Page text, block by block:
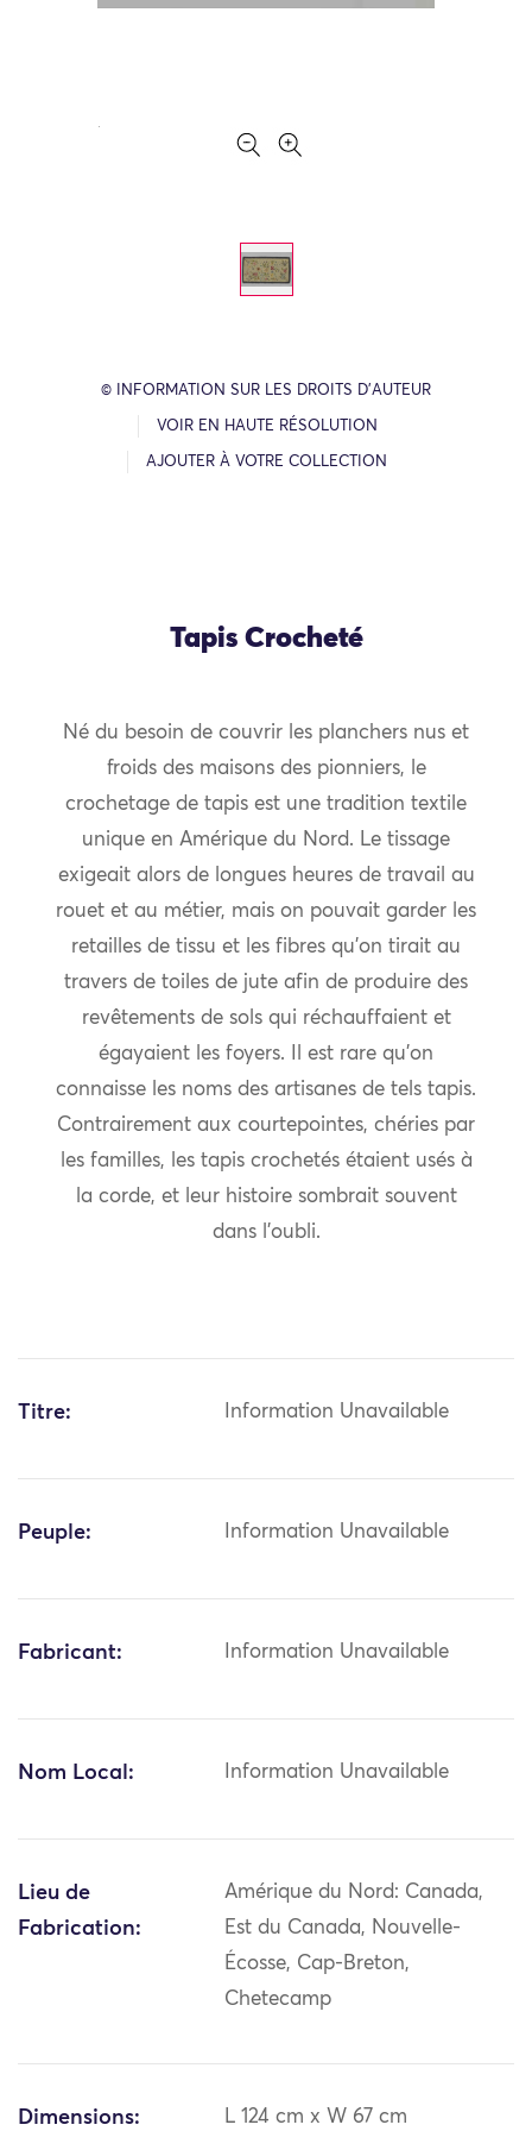
© INFORMATION SUR LES DROITS D’AUTEUR
VOIR EN HAUTE RÉSOLUTION
AJOUTER À VOTRE COLLECTION
Tapis Crocheté
Né du besoin de couvrir les planchers nus et
froids des maisons des pionniers, le
crochetage de tapis est une tradition textile
unique en Amérique du Nord. Le tissage
exigeait alors de longues heures de travail au
rouet et au métier, mais on pouvait garder les
retailles de tissu et les fibres qu’on tirait au
travers de toiles de jute afin de produire des
revêtements de sols qui réchauffaient et
égayaient les foyers. Il est rare qu’on
connaisse les noms des artisanes de tels tapis.
Contrairement aux courtepointes, chéries par
les familles, les tapis crochetés étaient usés à
la corde, et leur histoire sombrait souvent
dans l’oubli.
Titre: Information Unavailable
Peuple: Information Unavailable
Fabricant: Information Unavailable
Nom Local: Information Unavailable
Lieu de
Fabrication:
Amérique du Nord: Canada,
Est du Canada, Nouvelle-
Écosse, Cap-Breton,
Chetecamp
Dimensions: L 124 cm x W 67 cm